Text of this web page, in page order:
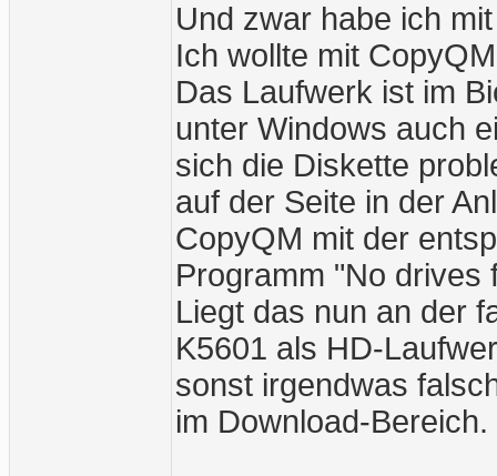
Und zwar habe ich
Ich wollte mit
Das Laufwerk ist im
unter Windows auch
sich die Diskette
auf der Seite in der
CopyQM mit der
Programm "No drives
Liegt das nun an der
K5601 als HD-
sonst irgendwas
im Download-Bereich.